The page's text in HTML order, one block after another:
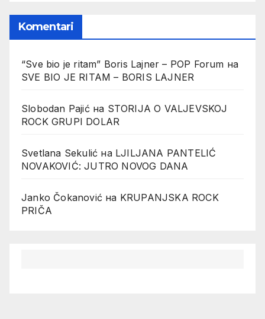
Komentari
“Sve bio je ritam” Boris Lajner – POP Forum на
SVE BIO JE RITAM – BORIS LAJNER
Slobodan Pajićна STORIJA O VALJEVSKOJ
ROCK GRUPI DOLAR
Svetlana Sekulić на LJILJANA PANTELIĆ
NOVAKOVIĆ: JUTRO NOVOG DANA
Janko Čokanović на KRUPANJSKA ROCK
PRIČA